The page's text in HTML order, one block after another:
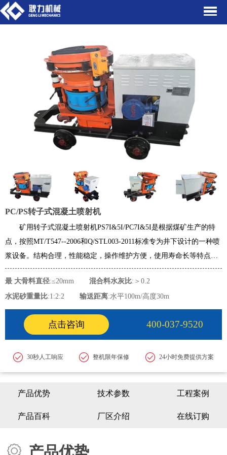
PC/PS转子式混凝土喷射机
矿用转子式混凝土喷射机PS7I&5I/PC7I&5I是根据煤矿生产的特
点，按照MT/T547--2006和Q/STL003-2011标准专为井下设计的一种喷
浆设备。结构合理，性能稳定，操作维护方便，使用寿命长等特点，
配置防爆电机、阻燃抗静电结合板、喷嘴及轨道轮，能适应矿井巷道
的喷射混凝土作业。
最 大骨料直径:≤20mm 混合料水灰比:＞0.2
水泥砂重量比:1:2:2 输送距离:水平100m/高度30m
点击咨询 400-037-9520
30秒人工响应 整机限年保修 24小时免费提供方案
产品优势 技术参数 工程案例
产品百科 厂区介绍 在线订购
产品优势